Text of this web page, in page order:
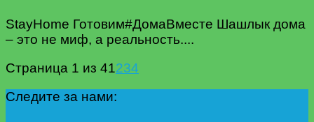
StayHome Готовим#ДомаВместе Шашлык дома
– это не миф, а реальность....
Страница 1 из 41234
Следите за нами: